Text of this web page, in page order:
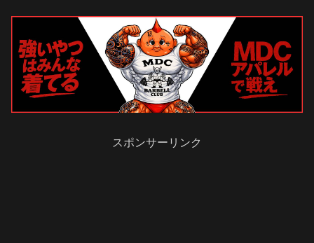
スポンサーリンク